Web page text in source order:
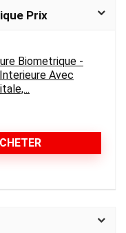
Prix
Biometrique -
Avec